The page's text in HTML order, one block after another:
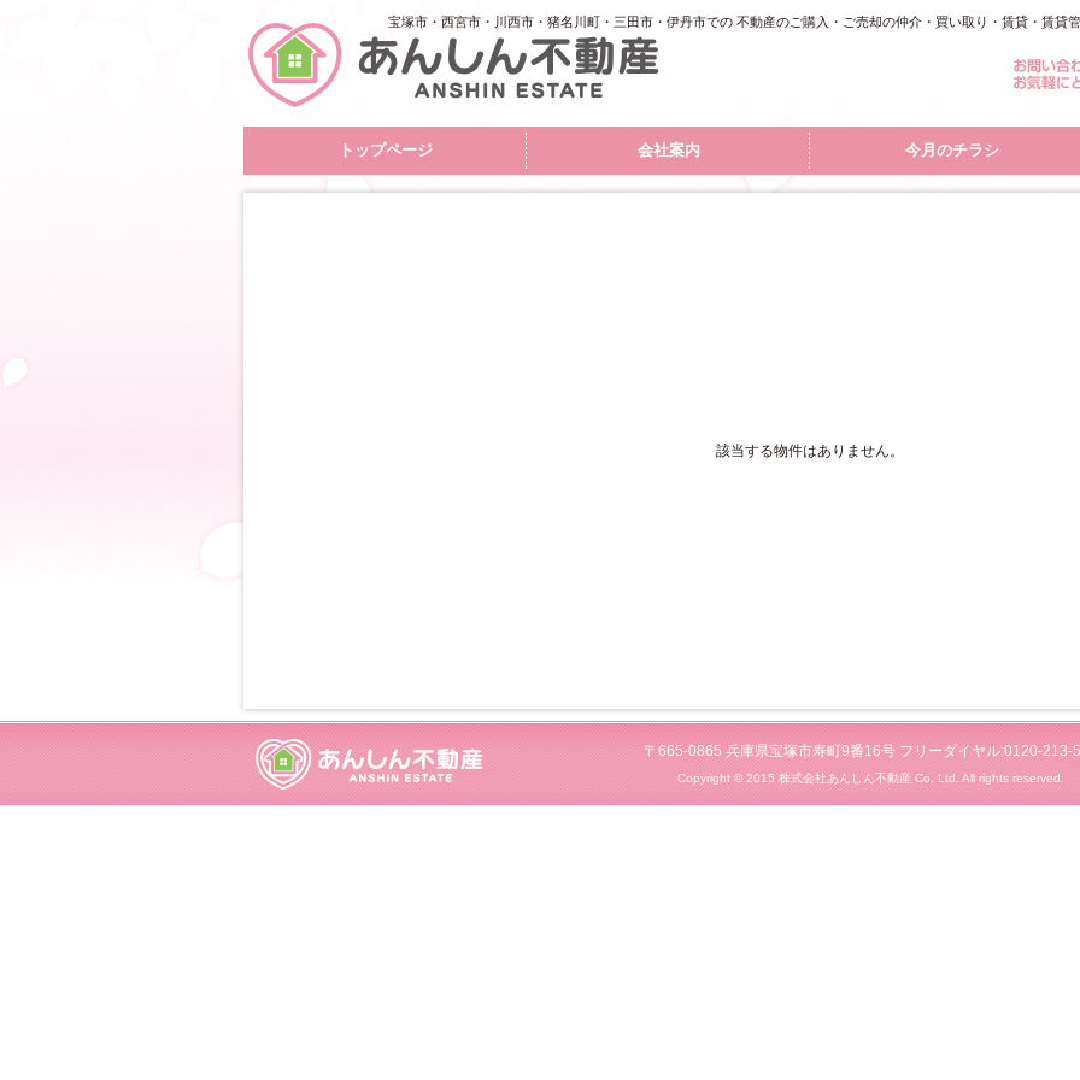
宝塚市・西宮市・川西市・猪名川町・三田市・伊丹市での 不動産のご購入・ご売却の仲介・買い取り・賃貸・賃貸
トップページ 会社案内 今月のチラシ
該当する物件はありません。
〒665-0865 兵庫県宝塚市寿町9番16号 フリーダイヤル:0120-213-
Copyright © 2015 株式会社あんしん不動産 Co. Ltd. All rights reserved.